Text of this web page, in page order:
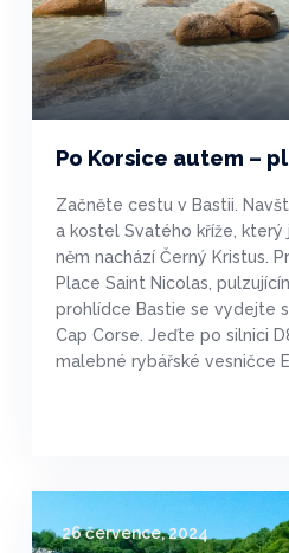
Po Korsice autem –
Začněte cestu v Bastii.
a kostel Svatého kříže, který
něm nachází Černý Kristus.
Place Saint Nicolas,
prohlídce Bastie se vydejte
Cap Corse. Jeďte po silnici
malebné rybářské vesničce
26 července, 2024